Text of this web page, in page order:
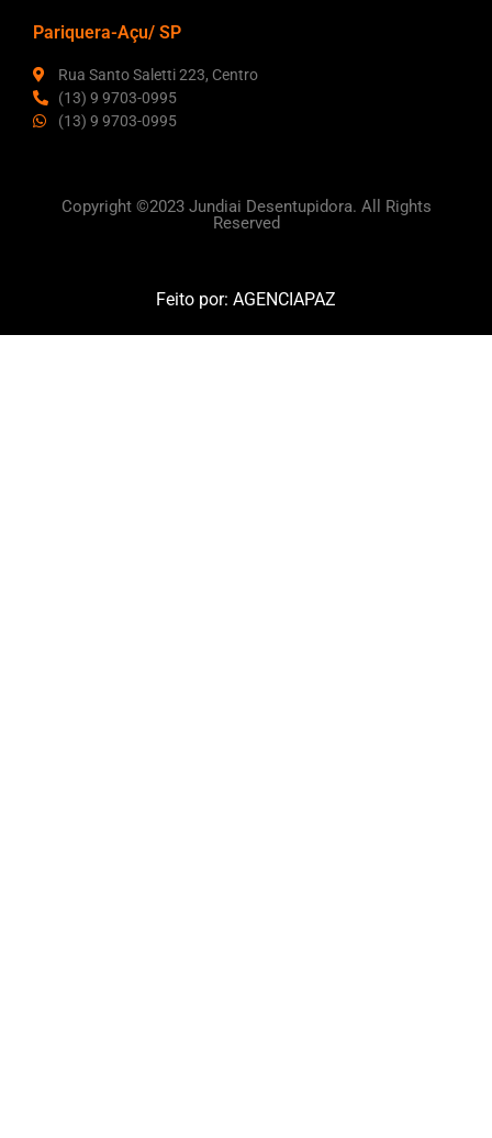
Pariquera-Açu/ SP
Rua Santo Saletti 223, Centro
(13) 9 9703-0995
(13) 9 9703-0995
Copyright ©2023 Jundiai Desentupidora. All Rights
Reserved
Feito por: AGENCIAPAZ